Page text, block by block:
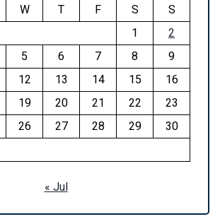
W T F S
S
1
2
5 6 7 8
9
12 13 14 15
16
19 20 21 22
23
26 27 28 29
30
« Jul